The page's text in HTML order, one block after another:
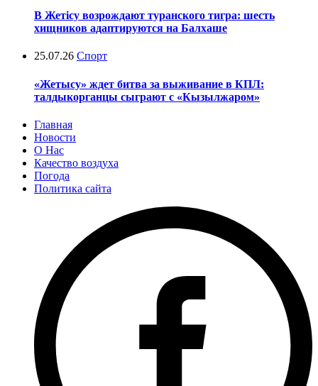
В Жетісу возрождают туранского тигра: шесть
хищников адаптируются на Балхаше
25.07.26 Спорт
«Жетысу» ждет битва за выживание в КПЛ:
талдыкорганцы сыграют с «Кызылжаром»
Главная
Новости
О Нас
Качество воздуха
Погода
Политика сайта